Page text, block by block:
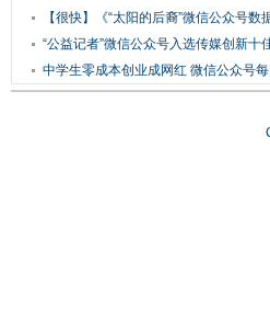
【很快】《“太阳的后裔”微信公众号数
“公益记者”微信公众号入选传媒创新十
中学生零成本创业成网红 微信公众号